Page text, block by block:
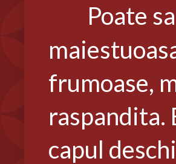
Poate
frumoase,
raspandita.
capul